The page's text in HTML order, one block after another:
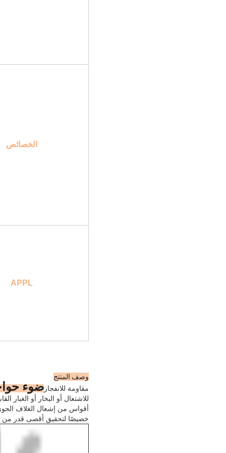
الخصائص
APPL
وصف المنتج
مقاومة للانفجار ضوء
للاشتعال أو البخار أو
أقواس من إشعال الغلاف
خصيصًا لتحقيق أقصى قدر من